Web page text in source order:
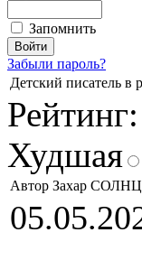
Запомнить
Забыли пароль?
Детский писатель в
Рейтинг:
Худшая
Автор Захар